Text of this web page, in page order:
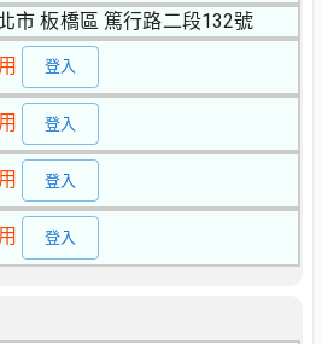
市 板橋區 篤行路二段132號
登入
登入
登入
登入